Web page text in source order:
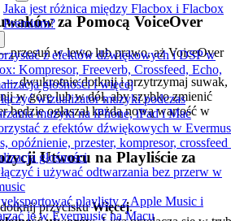
Jaka jest różnica między Flacbox i Flacbox
Premium?
z efektów dźwiękowych i DSP w
Kompresor, Freeverb, Crossfeed, Echo,
głośności i więcej
wizualizator muzyki podczas
muzyki na iPhone, iPad i Mac
z efektów dźwiękowych w
opóźnienie, przester, kompresor, crossfeed
głośności
i używać odtwarzania bez przerw w
playlisty z Apple Music i
je w Evermusic na Macu
za Pomocą VoiceOver
w lewo lub prawo, aż VoiceOver
— dwukrotnie dotknij i przytrzymaj suwak,
w górę lub w dół, aby szybko zmienić
będzie ogłaszał każdą nową wartość w
Utworu na Playliście za
przyciskuWięcej.